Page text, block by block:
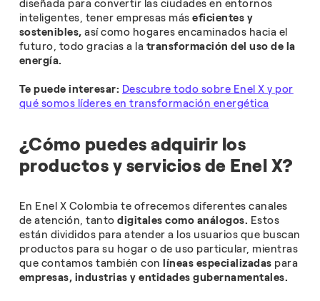
diseñada para convertir las ciudades en entornos
inteligentes, tener empresas máseficientes y
sostenibles, así como hogares encaminados hacia el
futuro, todo gracias a la transformación del uso de la
energía.
Te puede interesar: Descubre todo sobre Enel X y por
qué somos líderes en transformación energética
¿Cómo puedes adquirir los
productos y servicios de Enel X?
En Enel X Colombia te ofrecemos diferentes canales
de atención, tantodigitales como análogos. Estos
están divididos para atender a los usuarios que buscan
productos para su hogar o de uso particular, mientras
que contamos también conlíneas especializadas para
empresas, industrias y entidades gubernamentales.